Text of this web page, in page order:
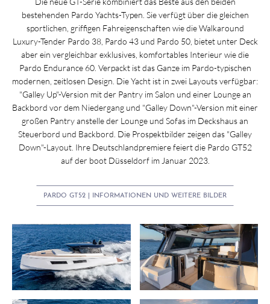
bestehenden Pardo Yachts-Typen. Sie verfügt über die gleichen
sportlichen, griffigen Fahreigenschaften wie die Walkaround
Luxury-Tender Pardo 38, Pardo 43 und Pardo 50, bietet unter Deck
aber ein vergleichbar exklusives, komfortables Interieur wie die
Pardo Endurance 60. Verpackt ist das Ganze im Pardo-typischen
modernen, zeitlosen Design. Die Yacht ist in zwei Layouts verfügbar:
"Galley Up"-Version mit der Pantry im Salon und einer Lounge an
Backbord vor dem Niedergang und "Galley Down"-Version mit einer
großen Pantry anstelle der Lounge und Sofas im Deckshaus an
Steuerbord und Backbord. Die Prospektbilder zeigen das "Galley
Down"-Layout. Ihre Deutschlandpremiere feiert die Pardo GT52
auf der boot Düsseldorf im Januar 2023.
PARDO GT52 | INFORMATIONEN UND WEITERE BILDER